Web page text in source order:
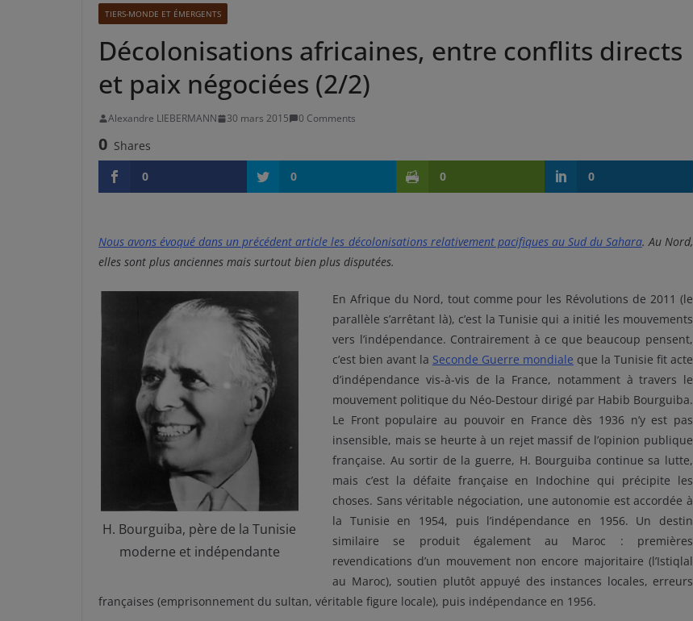
TIERS-MONDE ET ÉMERGENTS
Décolonisations africaines, entre conflits directs
et paix négociées (2/2)
Alexandre LIEBERMANN 30 mars 2015 0 Comments
0 Shares
0
0 0 0
Nous avons évoqué dans un précédent article les décolonisations relativement pacifiques au Sud du Sahara. Au Nord,
elles sont plus anciennes mais surtout bien plus disputées.
H. Bourguiba, père de la Tunisie
moderne et indépendante
En Afrique du Nord, tout comme pour les Révolutions de 2011 (le
parallèle s’arrêtant là), c’est la Tunisie qui a initié les mouvements
vers l’indépendance. Contrairement à ce que beaucoup pensent,
c’est bien avant la Seconde Guerre mondiale que la Tunisie fit acte
d’indépendance vis-à-vis de la France, notamment à travers le
mouvement politique du Néo-Destour dirigé par Habib Bourguiba.
Le Front populaire au pouvoir en France dès 1936 n’y est pas
insensible, mais se heurte à un rejet massif de l’opinion publique
française. Au sortir de la guerre, H. Bourguiba continue sa lutte,
mais c’est la défaite française en Indochine qui précipite les
choses. Sans véritable négociation, une autonomie est accordée à
la Tunisie en 1954, puis l’indépendance en 1956. Un destin
similaire se produit également au Maroc : premières
revendications d’un mouvement non encore majoritaire (l’Istiqlal
au Maroc), soutien plutôt appuyé des instances locales, erreurs
françaises (emprisonnement du sultan, véritable figure locale), puis indépendance en 1956.